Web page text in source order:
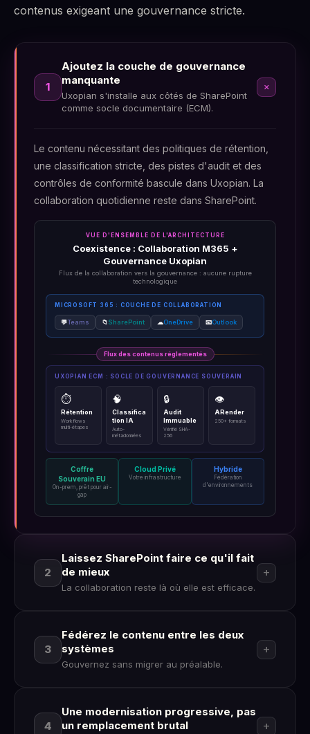
contenus exigeant une gouvernance stricte.
1
Ajoutez la couche de gouvernance
manquante
Uxopian s'installe aux côtés de SharePoint
comme socle documentaire (ECM).
add
Le contenu nécessitant des politiques de rétention,
une classification stricte, des pistes d'audit et des
contrôles de conformité bascule dans Uxopian. La
collaboration quotidienne reste dans SharePoint.
VUE D'ENSEMBLE DE L'ARCHITECTURE
Coexistence : Collaboration M365 +
Gouvernance Uxopian
Flux de la collaboration vers la gouvernance : aucune rupture
technologique
MICROSOFT 365 : COUCHE DE COLLABORATION
💬Teams 📁SharePoint ☁OneDrive 📧Outlook
Flux des contenus réglementés
UXOPIAN ECM : SOCLE DE GOUVERNANCE SOUVERAIN
⏱
Rétention
Workflows
multi-étapes
🧠
Classifica
tion IA
Auto-
métadonnées
🔒
Audit
Immuable
Vérifié SHA-
256
👁
ARender
250+ formats
Coffre
Souverain EU
On-prem, prêt pour air-
gap
Cloud Privé
Votre infrastructure
Hybride
Fédération
d'environnements
2
Laissez SharePoint faire ce qu'il fait
de mieux
La collaboration reste là où elle est efficace.
add
3
Fédérez le contenu entre les deux
systèmes
Gouvernez sans migrer au préalable.
add
4
Une modernisation progressive, pas
un remplacement brutal
add